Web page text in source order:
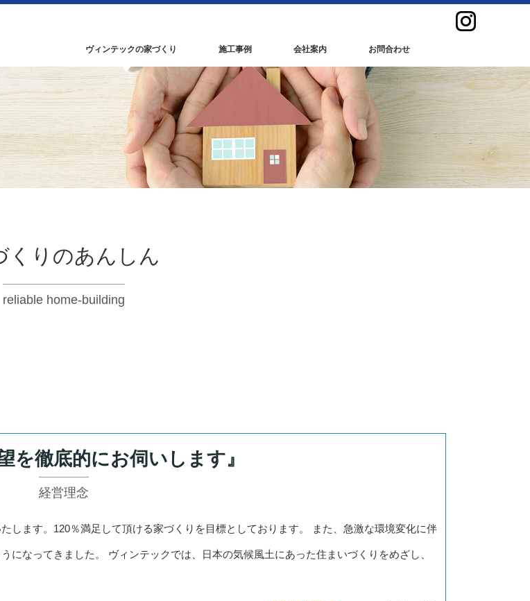
ヴィンテックの家づくり 施工事例 会社案内 お問合わせ
くりのあんしん
reliable home-building
を徹底的にお伺いします』
経営理念
します。120％満足して頂ける家づくりを目標としております。 また、急激な環境変化に伴
なってきました。 ヴィンテックでは、日本の気候風土にあった住まいづくりをめざし、